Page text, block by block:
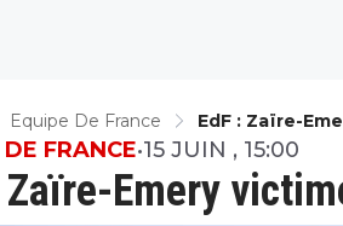
Equipe De France EdF : Zaïre-
Zaïre-Emery
FRANCE•15 JUIN , 15:00